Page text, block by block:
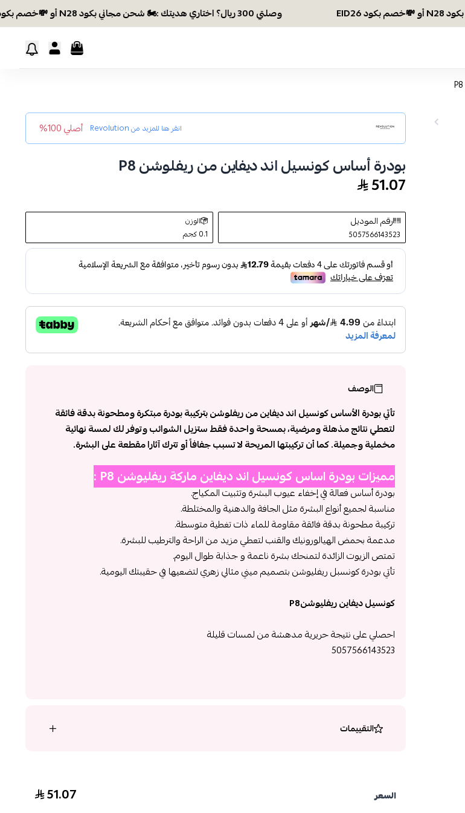
وصلتي 300 ريال؟ اختاري هديتك :🏍 شحن مجاني بكود N28 أو 💸خصم بكود EID26
انقر هنا للمزيد منRevolution أصلي 100%
بودرة أساس كونسيل اند ديفاين من ريفلوشن P8
51.07
رقم الموديل
5057566143523
الوزن
0.1 كجم
الوصف
تأتي بودرة الأساس كونسيل اند ديفاين من ريفلوشن بتركيبة بودرة مبتكرة ومطحونة بدقة فائقة
لتعطي نتائج مذهلة ومرضية، بمسحة واحدة فقط ستزيل الشوائب وتوفر لك لمسة نهائية
مخملية وجميلة. كما أن تركيبتها المريحة لا تسبب جفافاً أو تترك آثارا مقطعة على البشرة.
مميزات بودرة اساس كونسيل اند ديفاين ماركة ريفليوشن P8 :
بودرة أساس فعالة في إخفاء عيوب البشرة وتثبيت المكياج.
مناسبة لجميع أنواع البشرة مثل الجافة والدهنية والمختلطة.
تركيبة مطحونة بدقة فائقة مقاومة للماء ذات تغطية متوسطة.
مدعمة بحمض الهيالورونيك والقنب لتعطي مزيد من الراحة والترطيب للبشرة.
تمتص الزيوت الزائدة لتمنحك بشرة ناعمة و جذابة طوال اليوم.
تأتي بودرة كونسبل ريفليوشن بتصميم ميني مثالي زهري لتضعيها في حقيبتك اليومية.
كونسيل ديفاين ريفليوشنP8
احصلي على نتيجة حريرية مدهشة من لمسات قليلة
5057566143523
التقييمات
السعر 51.07